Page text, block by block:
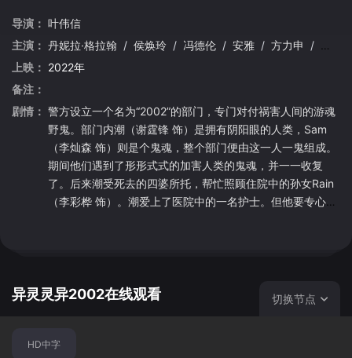
导演： 叶伟信
主演： 丹妮拉·格拉翰 / 侯焕玲 / 冯德伦 / 安雅 / 方力申 /
上映： 2022年
备注：
剧情： 警方设立一个名为“2002”的部门，专门对付祸害人间的游魂
野鬼。部门内潮（谢霆锋 饰）是拥有阴阳眼的人类，Sam
（李灿森 饰）则是个鬼魂，整个部门便由这一人一鬼组成。
期间他们遇到了形形式式的加害人类的鬼魂，并一一收复
了。后来潮受死去的四婆所托，帮忙照顾住院中的孙女Rain
（李彩桦 饰）。潮爱上了医院中的一名护士。但他要专心于
异灵灵异2002在线观看 切换节点
HD中字